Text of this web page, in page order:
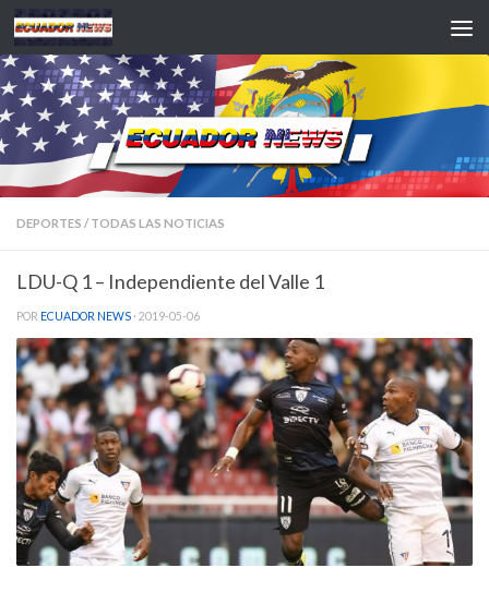
Saltar al contenido
DEPORTES / TODAS LAS NOTICIAS
LDU-Q 1 – Independiente del Valle 1
POR ECUADOR NEWS · 2019-05-06